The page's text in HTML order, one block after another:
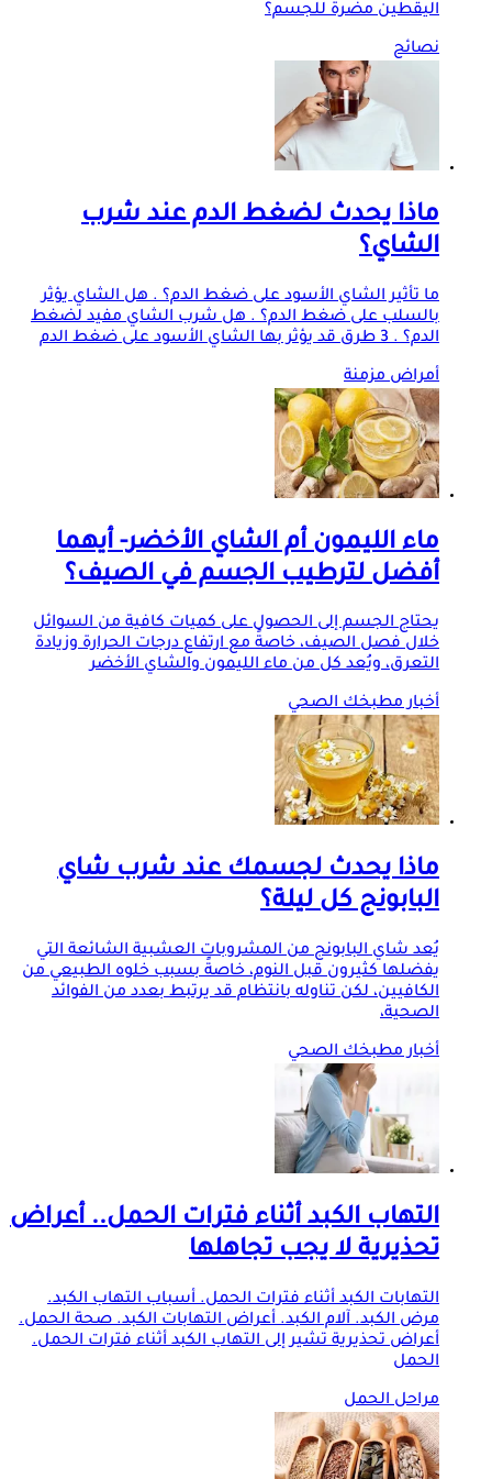
اليقطين مضرة للجسم؟
نصائح
ماذا يحدث لضغط الدم عند شرب
الشاي؟
ما تأثير الشاي الأسود على ضغط الدم؟ . هل الشاي يؤثر
بالسلب على ضغط الدم؟ . هل شرب الشاي مفيد لضغط
الدم؟ . 3 طرق قد يؤثر بها الشاي الأسود على ضغط الدم
أمراض مزمنة
ماء الليمون أم الشاي الأخضر- أيهما
أفضل لترطيب الجسم في الصيف؟
يحتاج الجسم إلى الحصول على كميات كافية من السوائل
خلال فصل الصيف، خاصةً مع ارتفاع درجات الحرارة وزيادة
التعرق، ويُعد كل من ماء الليمون والشاي الأخضر
أخبار مطبخك الصحي
ماذا يحدث لجسمك عند شرب شاي
البابونج كل ليلة؟
يُعد شاي البابونج من المشروبات العشبية الشائعة التي
يفضلها كثيرون قبل النوم، خاصةً بسبب خلوه الطبيعي من
الكافيين، لكن تناوله بانتظام قد يرتبط بعدد من الفوائد
الصحية،
أخبار مطبخك الصحي
التهاب الكبد أثناء فترات الحمل.. أعراض
تحذيرية لا يجب تجاهلها
التهابات الكبد أثناء فترات الحمل. أسباب التهاب الكبد.
مرض الكبد. آلام الكبد. أعراض التهابات الكبد. صحة الحمل.
أعراض تحذيرية تشير إلى التهاب الكبد أثناء فترات الحمل.
الحمل
مراحل الحمل